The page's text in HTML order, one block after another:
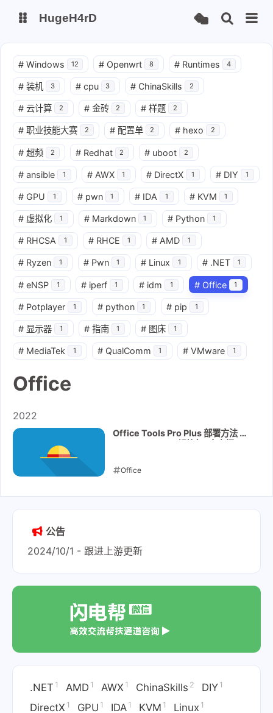
博客 云盘主线
云盘备线
Gitee Page Github Page
HugeH4rD
# Windows 12 # Openwrt 8 # Runtimes 4
# 装机 3 # cpu 3 # ChinaSkills 2
# 云计算 2 # 金砖 2 # 样题 2
# 职业技能大赛 2 # 配置单 2 # hexo 2
# 超频 2 # Redhat 2 # uboot 2
# ansible 1 # AWX 1 # DirectX 1 # DIY 1
# GPU 1 # pwn 1 # IDA 1 # KVM 1
# 虚拟化 1 # Markdown 1 # Python 1
# RHCSA 1 # RHCE 1 # AMD 1
# Ryzen 1 # Pwn 1 # Linux 1 # .NET 1
# eNSP 1 # iperf 1 # idm 1 # Office 1
# Potplayer 1 # python 1 # pip 1
# 显示器 1 # 指南 1 # 图床 1
# MediaTek 1 # QualComm 1 # VMware 1
Office
2022
Office Tools Pro Plus 部署方法 +
Office
公告
2024/10/1 - 跟进上游更新
.NET 1 AMD 1 AWX 1 ChinaSkills 2 DIY 1
DirectX 1 GPU 1 IDA 1 KVM 1 Linux 1